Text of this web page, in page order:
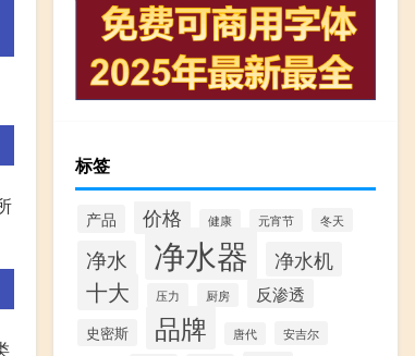
标签
产品 价格 健康 元宵节 冬天
净水 净水器 净水机
十大 压力 厨房 反渗透
史密斯 品牌 唐代 安吉尔